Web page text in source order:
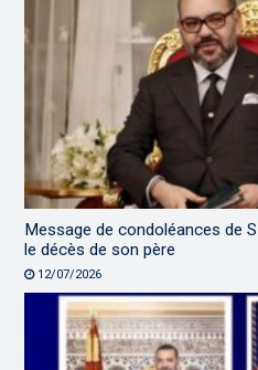
Message de condoléances de
le décès de son père
12/07/2026